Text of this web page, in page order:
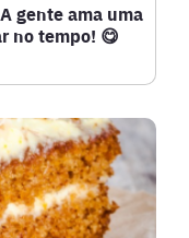
gente ama uma
no tempo! 😋